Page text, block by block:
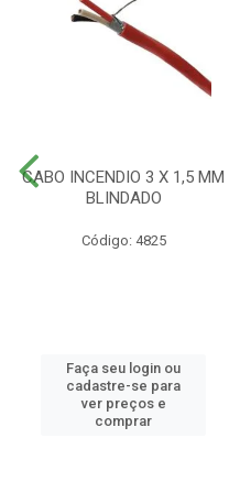
CABO INCENDIO 3 X 1,5 MM
BLINDADO
Código: 4825
Faça seu login ou
cadastre-se para
ver preços e
comprar